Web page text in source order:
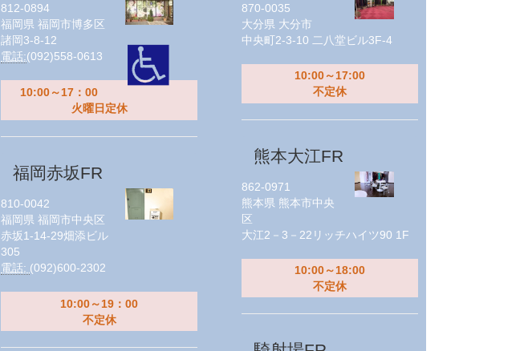
812-0894
福岡県 福岡市博多区
諸岡3-8-12
電話:(092)558-0613
10:00～17：00
火曜日定休
福岡赤坂FR
810-0042
福岡県 福岡市中央区
赤坂1-14-29畑添ビル
305
電話: (092)600-2302
10:00～19：00
不定休
870-0035
大分県 大分市
中央町2-3-10 二八堂ビル3F-4
10:00～17:00
不定休
熊本大江FR
862-0971
熊本県 熊本市中央
区
大江2－3－22リッチハイツ90 1F
10:00～18:00
不定休